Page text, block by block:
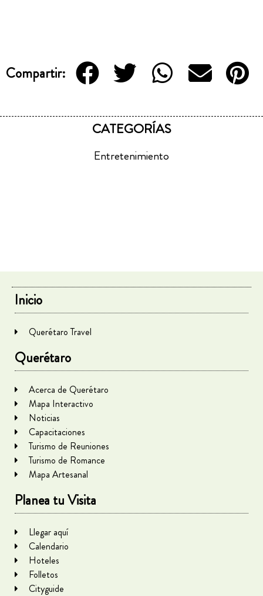
Compartir:
CATEGORÍAS
Entretenimiento
Inicio
Querétaro Travel
Querétaro
Acerca de Querétaro
Mapa Interactivo
Noticias
Capacitaciones
Turismo de Reuniones
Turismo de Romance
Mapa Artesanal
Planea tu Visita
Llegar aquí
Calendario
Hoteles
Folletos
Cityguide